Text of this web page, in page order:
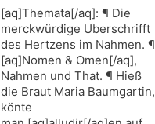
[aq]Themata[/aq]: ¶ Die
merckwürdige Uberschrifft
des Hertzens im Nahmen. ¶
[aq]Nomen & Omen[/aq],
Nahmen und That. ¶ Hieß
die Braut Maria Baumgartin,
könte